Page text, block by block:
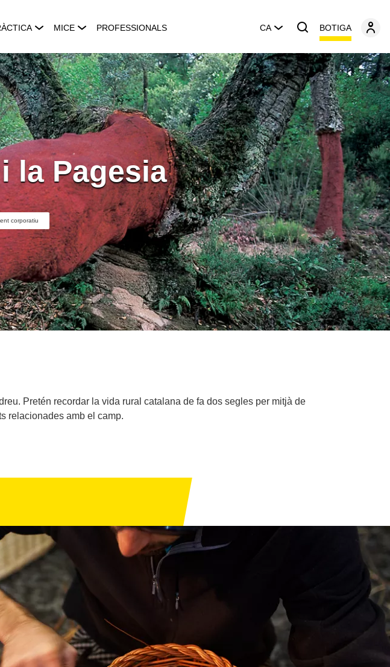
MICE PROFESSIONALS CA BOTIGA
la Pagesia
corporatiu
Pretén recordar la vida rural catalana de fa dos segles per mitjà de
relacionades amb el camp.